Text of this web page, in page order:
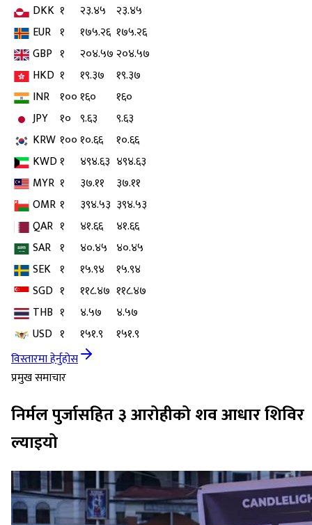
DKK १ २३.४५
२३.४५
EUR १ १७५.२६ १७५.२६
GBP १ २०४.५७ २०४.५७
HKD १ १९.३७
१९.३७
INR १००१६०
१६०
JPY
१० ९.६३
९.६३
KRW १००१०.६६
१०.६६
KWD१ ४९४.६३ ४९४.६३
MYR १ ३७.११
३७.११
OMR १ ३९४.५३ ३९४.५३
QAR १ ४१.६६
४१.६६
SAR १ ४०.४५ ४०.४५
SEK १ १५.९४
१५.९४
SGD १ ११८.४७ ११८.४७
THB १ ४.५७
४.५७
USD १ १५१.९
१५१.९
विस्तारमा हेर्नुहोस
प्रमुख समाचार
निर्मल पुर्जासहित ३ आरोहीको शव आधार शिविर
ल्याइयो